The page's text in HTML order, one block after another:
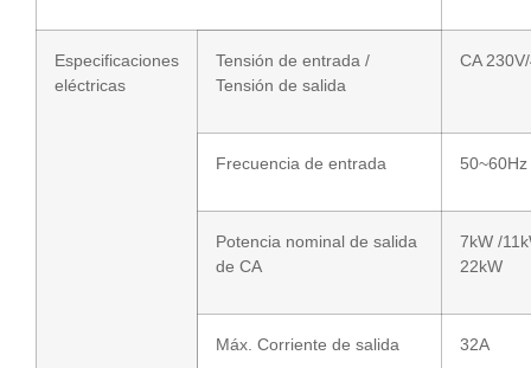
Especificaciones
eléctricas
Tensión de entrada /
Tensión de salida
CA
Frecuencia de entrada 50~60Hz
Potencia nominal de salida
de CA
7kW /
22kW
Máx. Corriente de salida 32A